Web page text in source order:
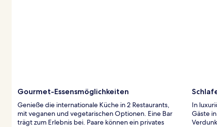
Gourmet-Essensmöglichkeiten
Genieße die internationale Küche in 2 Restaurants,
mit veganen und vegetarischen Optionen. Eine Bar
trägt zum Erlebnis bei. Paare können ein privates
In
Gäste